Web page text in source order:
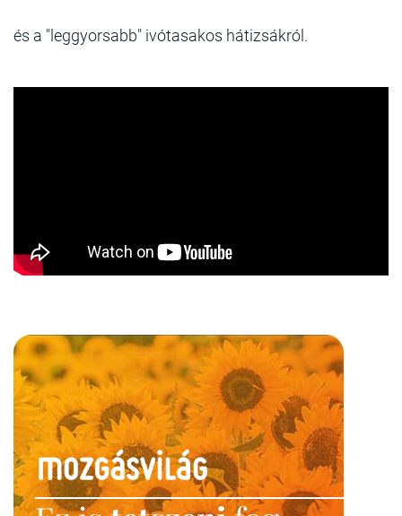
és a "leggyorsabb" ivótasakos hátizsákról.